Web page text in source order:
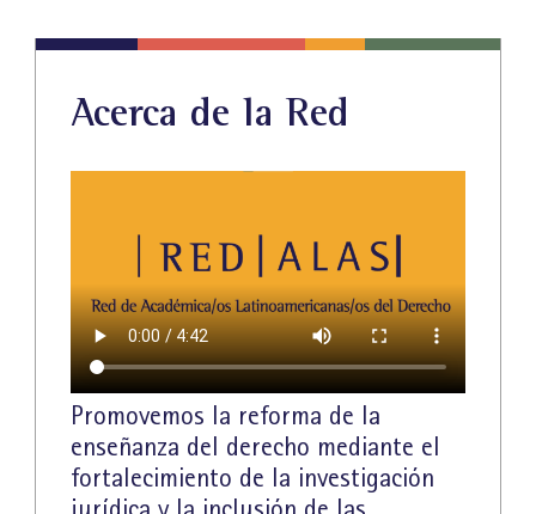
Acerca de la Red
Promovemos la reforma de la
enseñanza del derecho mediante el
fortalecimiento de la investigación